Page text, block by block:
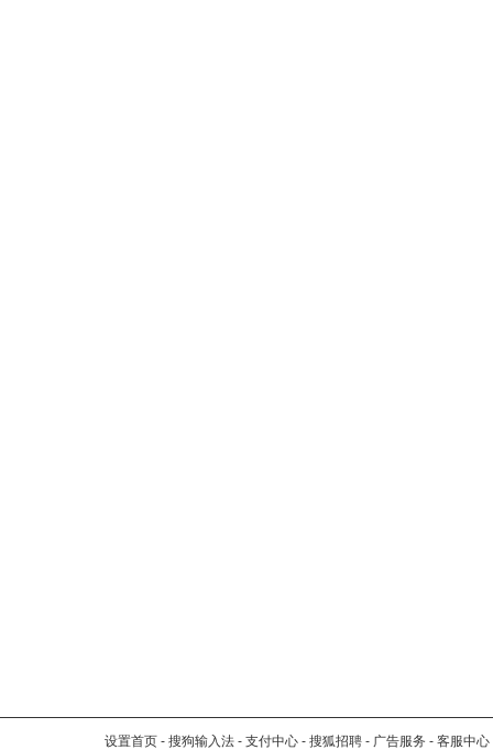
设置首页 - 搜狗输入法 - 支付中心 - 搜狐招聘 - 广告服务 - 客服中心